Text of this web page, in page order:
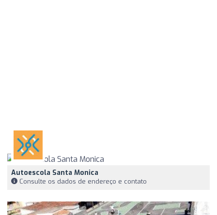
Autoescola Santa Monica
Consulte os dados de endereço e contato